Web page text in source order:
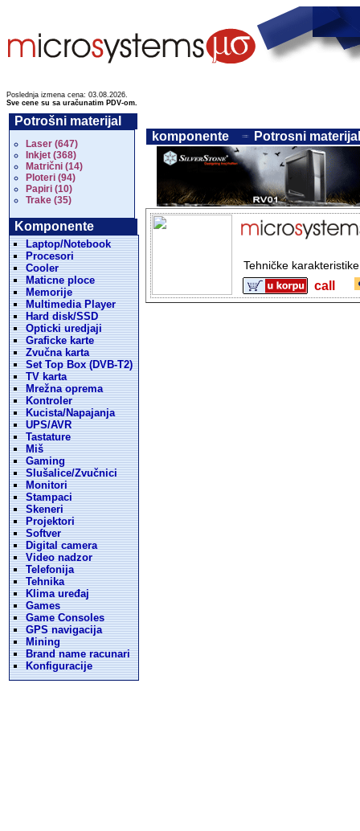
Poslednja izmena cena: 03.08.2026.
Sve cene su sa uračunatim PDV-om.
Potrošni materijal
Laser (647)
Inkjet (368)
Matrični (14)
Ploteri (94)
Papiri (10)
Trake (35)
Komponente
Laptop/Notebook
Procesori
Cooler
Maticne ploce
Memorije
Multimedia Player
Hard disk/SSD
Opticki uredjaji
Graficke karte
Zvučna karta
Set Top Box (DVB-T2)
TV karta
Mrežna oprema
Kontroler
Kucista/Napajanja
UPS/AVR
Tastature
Miš
Gaming
Slušalice/Zvučnici
Monitori
Stampaci
Skeneri
Projektori
Softver
Digital camera
Video nadzor
Telefonija
Tehnika
Klima uređaj
Games
Game Consoles
GPS navigacija
Mining
Brand name racunari
Konfiguracije
komponente Potrosni
Tehničke
call